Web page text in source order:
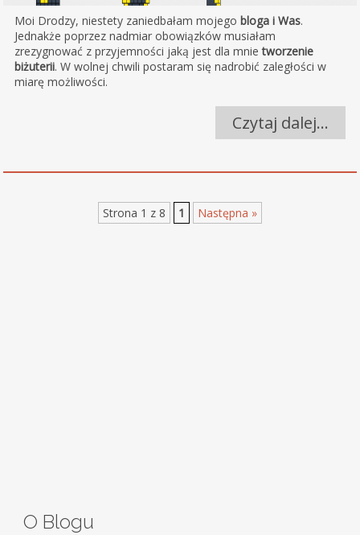
Moi Drodzy, niestety zaniedbałam mojego bloga i Was.
Jednakże poprzez nadmiar obowiązków musiałam
zrezygnować z przyjemności jaką jest dla mnietworzenie
biżuterii. W wolnej chwili postaram się nadrobić zaległości w
miarę możliwości.
Czytaj dalej…
Strona 1 z 8 1 Następna »
O Blogu